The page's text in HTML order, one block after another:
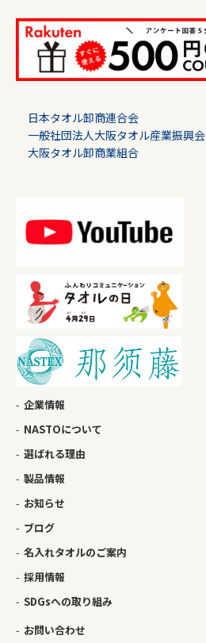
日本タオル卸商連合会
一般社団法人大阪タオル産業振興会
大阪タオル卸商業組合
企業情報
NASTOについて
選ばれる理由
製品情報
お知らせ
ブログ
名入れタオルのご案内
採用情報
SDGsへの取り組み
お問い合わせ